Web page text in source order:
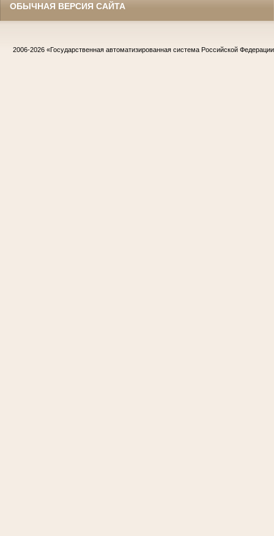
ОБЫЧНАЯ ВЕРСИЯ САЙТА
2006-2026 «Государственная автоматизированная система Российской